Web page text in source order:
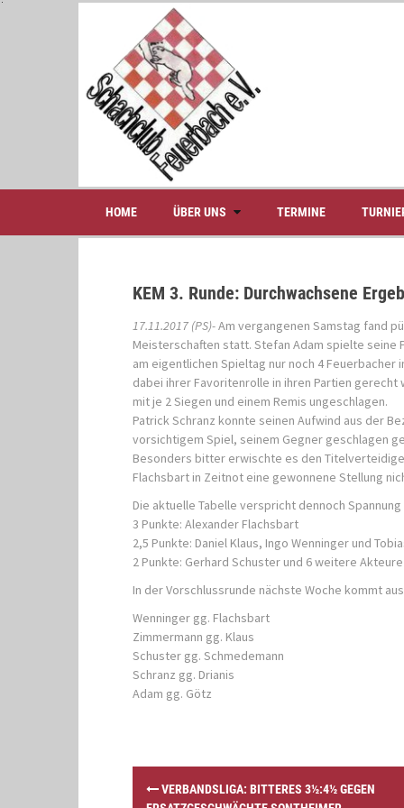
S
t
HOME ÜBER UNS TERMINE
KEM 3. Runde: Durchwachsene
17.11.2017 (PS)-Am vergangenen Samstag fand
Meisterschaften statt. Stefan Adam spielte seine
am eigentlichen Spieltag nur noch 4 Feuerbacher
dabei ihrer Favoritenrolle in ihren Partien
mit je 2 Siegen und einem Remis ungeschlagen.
Patrick Schranz konnte seinen Aufwind aus der
vorsichtigem Spiel, seinem Gegner geschlagen
Besonders bitter erwischte es den
Flachsbart in Zeitnot eine gewonnene Stellung
Die aktuelle Tabelle verspricht dennoch
3 Punkte: Alexander Flachsbart
2,5 Punkte: Daniel Klaus, Ingo Wenninger und
2 Punkte: Gerhard Schuster und 6 weitere Akteure
In der Vorschlussrunde nächste Woche kommt
Wenninger gg. Flachsbart
Zimmermann gg. Klaus
Schuster gg. Schmedemann
Schranz gg. Drianis
Adam gg. Götz
VERBANDSLIGA: BITTERES 3½:4½ GEGEN